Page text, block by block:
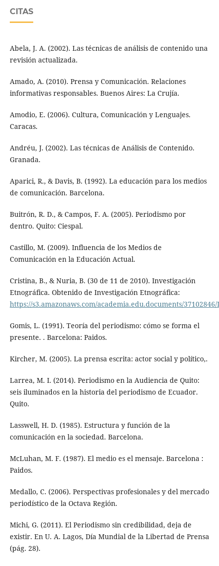
CITAS
Abela, J. A. (2002). Las técnicas de análisis de contenido una
revisión actualizada.
Amado, A. (2010). Prensa y Comunicación. Relaciones
informativas responsables. Buenos Aires: La Crujía.
Amodio, E. (2006). Cultura, Comunicación y Lenguajes.
Caracas.
Andréu, J. (2002). Las técnicas de Análisis de Contenido.
Granada.
Aparici, R., & Davis, B. (1992). La educación para los medios
de comunicación. Barcelona.
Buitrón, R. D., & Campos, F. A. (2005). Periodismo por
dentro. Quito: Ciespal.
Castillo, M. (2009). Influencia de los Medios de
Comunicación en la Educación Actual.
Cristina, B., & Nuria, B. (30 de 11 de 2010). Investigación
Etnográfica. Obtenido de Investigación Etnográfica:
https://s3.amazonaws.com/academia.edu.documents/
Gomis, L. (1991). Teoría del periodismo: cómo se forma el
presente. . Barcelona: Paidos.
Kircher, M. (2005). La prensa escrita: actor social y político,.
Larrea, M. I. (2014). Periodismo en la Audiencia de Quito:
seis iluminados en la historia del periodismo de Ecuador.
Quito.
Lasswell, H. D. (1985). Estructura y función de la
comunicación en la sociedad. Barcelona.
McLuhan, M. F. (1987). El medio es el mensaje. Barcelona :
Paidos.
Medallo, C. (2006). Perspectivas profesionales y del mercado
periodístico de la Octava Región.
Michi, G. (2011). El Periodismo sin credibilidad, deja de
existir. En U. A. Lagos, Día Mundial de la Libertad de Prensa
(pág. 28).